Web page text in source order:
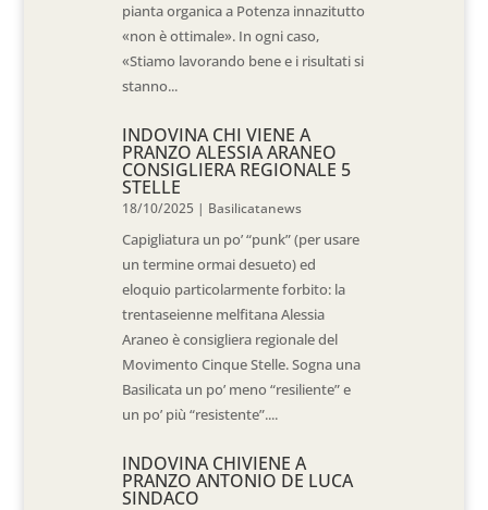
pianta organica a Potenza innazitutto
«non è ottimale». In ogni caso,
«Stiamo lavorando bene e i risultati si
stanno...
INDOVINA CHI VIENE A
PRANZO ALESSIA ARANEO
CONSIGLIERA REGIONALE 5
STELLE
18/10/2025 | Basilicatanews
Capigliatura un po’ “punk” (per usare
un termine ormai desueto) ed
eloquio particolarmente forbito: la
trentaseienne melfitana Alessia
Araneo è consigliera regionale del
Movimento Cinque Stelle. Sogna una
Basilicata un po’ meno “resiliente” e
un po’ più “resistente”....
INDOVINA CHIVIENE A
PRANZO ANTONIO DE LUCA
SINDACO